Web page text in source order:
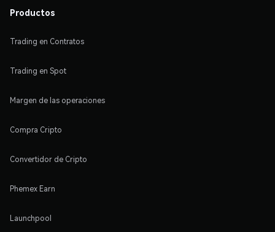
Productos
Trading en Contratos
Trading en Spot
Margen de las operaciones
Compra Cripto
Convertidor de Cripto
Phemex Earn
Launchpool